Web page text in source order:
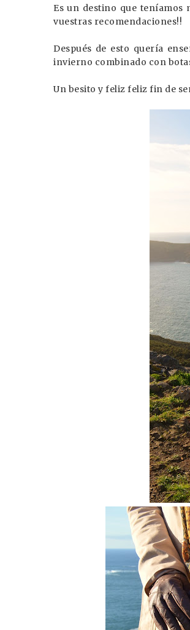
Es un destino que teníamos
vuestras recomendaciones!!
Después de esto quería
invierno combinado con
Un besito y feliz feliz fin de